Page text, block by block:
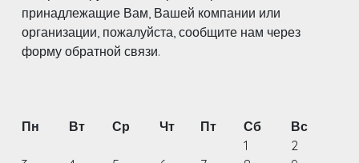
принадлежащие Вам, Вашей компании или
организации, пожалуйста, сообщите нам через
форму обратной связи.
Пн Вт Ср Чт Пт Сб
Вс
1
2